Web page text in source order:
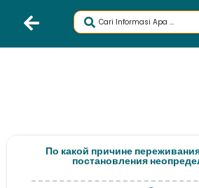
По какой причине
постановления